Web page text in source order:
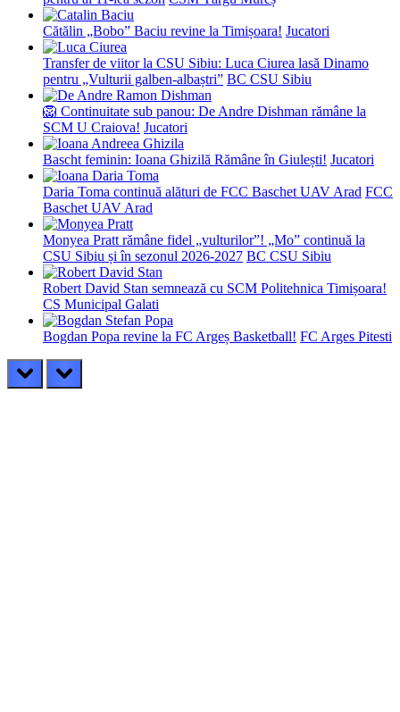
Cătălin „Bobo” Baciu revine la Timișoara! Jucatori
Transfer de viitor la CSU Sibiu: Luca Ciurea lasă Dinamo
pentru „Vulturii galben-albaștri” BC CSU Sibiu
🦁 Continuitate sub panou: De Andre Dishman rămâne la
SCM U Craiova! Jucatori
Bascht feminin: Ioana Ghizilă Rămâne în Giulești! Jucatori
Daria Toma continuă alături de FCC Baschet UAV Arad FCC
Baschet UAV Arad
Monyea Pratt rămâne fidel „vulturilor”! „Mo” continuă la
CSU Sibiu și în sezonul 2026-2027 BC CSU Sibiu
Robert David Stan semnează cu SCM Politehnica Timișoara!
CS Municipal Galati
Bogdan Popa revine la FC Argeș Basketball! FC Arges Pitesti
prev next